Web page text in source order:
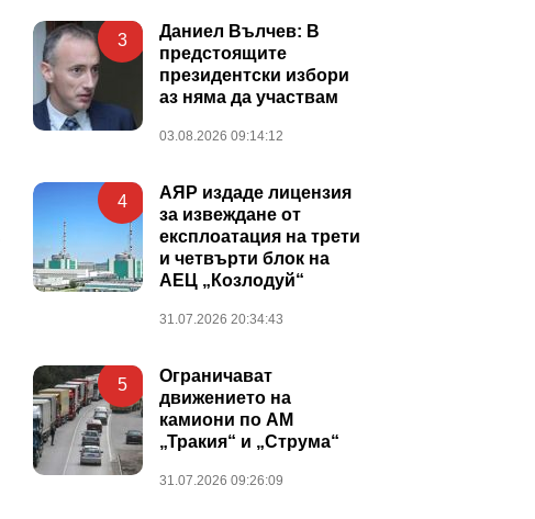
3
Даниел Вълчев: В
предстоящите
президентски избори
аз няма да участвам
03.08.2026 09:14:12
4
АЯР издаде лицензия
за извеждане от
експлоатация на трети
и четвърти блок на
АЕЦ „Козлодуй“
31.07.2026 20:34:43
5
Ограничават
движението на
камиони по АМ
„Тракия“ и „Струма“
31.07.2026 09:26:09